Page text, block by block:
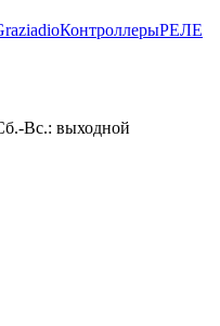
КонтроллерыРЕЛЕ
Вс.: выходной